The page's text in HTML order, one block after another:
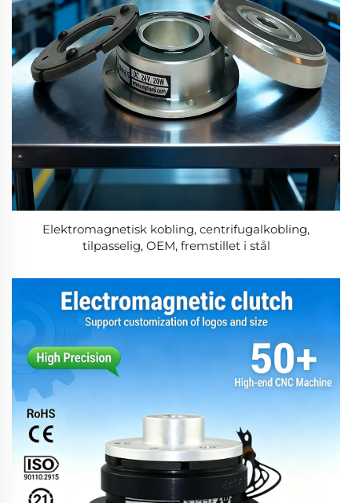
Elektromagnetisk kobling, centrifugalkobling,
tilpasselig, OEM, fremstillet i stål